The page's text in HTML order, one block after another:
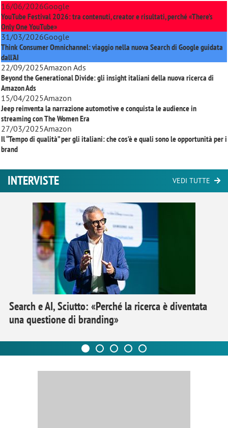
16/06/2026Google
YouTube Festival 2026: tra contenuti, creator e risultati, perché «There’s
Only One YouTube»
31/03/2026Google
Think Consumer Omnichannel: viaggio nella nuova Search di Google guidata
dall'AI
22/09/2025Amazon Ads
Beyond the Generational Divide: gli insight italiani della nuova ricerca di
Amazon Ads
15/04/2025Amazon
Jeep reinventa la narrazione automotive e conquista le audience in
streaming conThe Women Era
27/03/2025Amazon
Il “Tempo di qualità” per gli italiani: che cos’è e quali sono le opportunità per i
brand
INTERVISTE VEDI TUTTE
Search e AI, Sciutto: «Perché la ricerca è diventata
una questione di branding»